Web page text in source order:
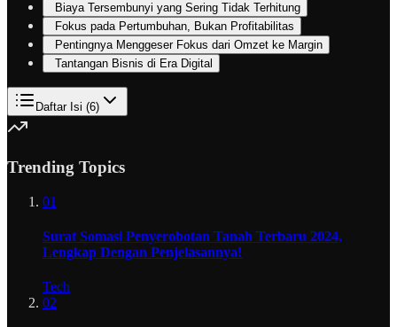
Biaya Tersembunyi yang Sering Tidak Terhitung
Fokus pada Pertumbuhan, Bukan Profitabilitas
Pentingnya Menggeser Fokus dari Omzet ke Margin
Tantangan Bisnis di Era Digital
Daftar Isi (6)
Trending Topics
01
Surat Somasi Penyerobotan Tanah Terbaru 2024,
Lengkap Dengan Penjelasannya!
Tech
02